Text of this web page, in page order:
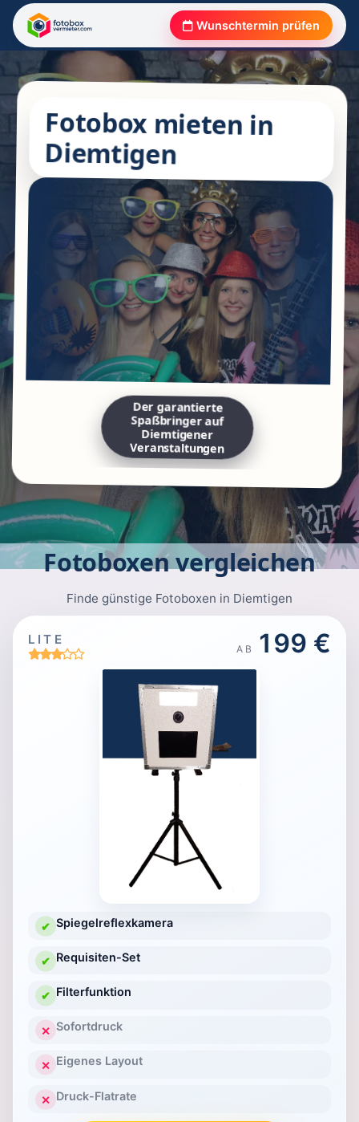
Wunschtermin prüfen
Fotobox mieten in
Diemtigen
Der garantierte
Spaßbringer auf
Diemtigener
Veranstaltungen
Fotoboxen vergleichen
Finde günstige Fotoboxen in Diemtigen
LITE
AB 199 €
✔ Spiegelreflexkamera
✔ Requisiten-Set
✔ Filterfunktion
✕ Sofortdruck
✕ Eigenes Layout
✕ Druck-Flatrate